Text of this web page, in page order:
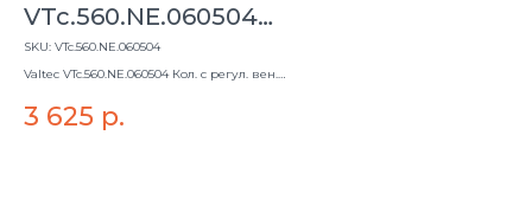
VTc.560.NE.060504
Коллектор с регул.
вентилями, 1"х4 вых.
Евроконус 3/4
SKU: VTc.560.NE.060504
Valtec VTc.560.NE.060504 Кол. с регул. вен.,
3 625 р.